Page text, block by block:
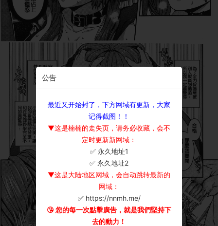
公告
最近又开始封了，下方网域有更新，大家
记得截图！！
▼这是楠楠的走失页，请务必收藏，会不
定时更新新网域：
✅ 永久地址1
✅ 永久地址2
▼这是大陆地区网域，会自动跳转最新的
网域：
✅ https://nnmh.me/
😘 您的每一次點擊廣告，就是我們堅持下
去的動力！